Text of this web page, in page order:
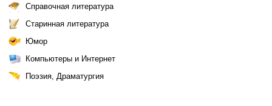
Справочная литература
Старинная литература
Юмор
Компьютеры и Интернет
Поэзия, Драматургия